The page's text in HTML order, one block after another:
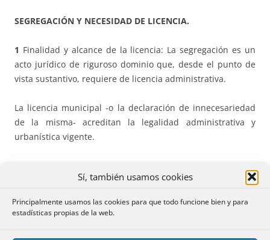
Sí, también usamos cookies
Principalmente usamos las cookies para que todo funcione bien y para
estadísticas propias de la web.
SEGREGACIÓN Y NECESIDAD DE LICENCIA.
1 Finalidad y alcance de la licencia: La segregación es un
acto jurídico de riguroso dominio que, desde el punto de
vista sustantivo, requiere de licencia administrativa.
La licencia municipal -o la declaración de innecesariedad
de la misma- acreditan la legalidad administrativa y
urbanística vigente.
sin que pueda ni el registrador ni el notario modificar los